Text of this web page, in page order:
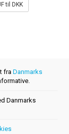
til DKK
fra Danmarks
Danmarks